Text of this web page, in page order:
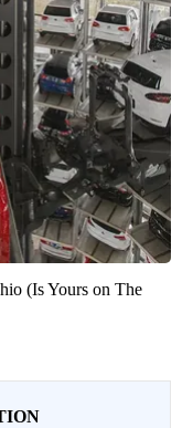
(Is Yours on The